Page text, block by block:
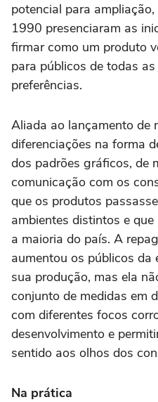
potencial para
1990 presenciaram as
firmar como um produto
para públicos de todas
preferências.
Aliada ao lançamento de
diferenciações na forma
dos padrões gráficos, de
comunicação com os
que os produtos
ambientes distintos e
a maioria do país. A
aumentou os públicos da
sua produção, mas ela
conjunto de medidas em
com diferentes focos
desenvolvimento e
sentido aos olhos dos
Na prática